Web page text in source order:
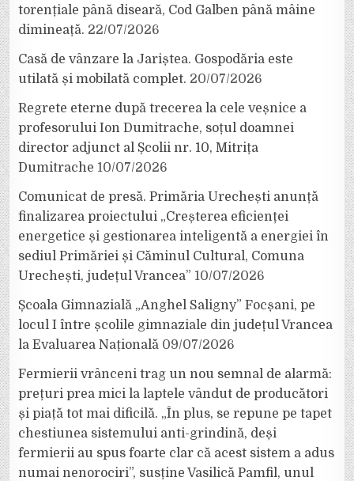
torențiale până diseară, Cod Galben până mâine
dimineață. 22/07/2026
Casă de vânzare la Jariștea. Gospodăria este
utilată și mobilată complet. 20/07/2026
Regrete eterne după trecerea la cele veșnice a
profesorului Ion Dumitrache, soțul doamnei
director adjunct al Școlii nr. 10, Mitrița
Dumitrache 10/07/2026
Comunicat de presă. Primăria Urechești anunță
finalizarea proiectului „Creșterea eficienței
energetice și gestionarea inteligentă a energiei în
sediul Primăriei și Căminul Cultural, Comuna
Urechești, județul Vrancea” 10/07/2026
Școala Gimnazială „Anghel Saligny” Focșani, pe
locul I între școlile gimnaziale din județul Vrancea
la Evaluarea Națională 09/07/2026
Fermierii vrânceni trag un nou semnal de alarmă:
prețuri prea mici la laptele vândut de producători
și piață tot mai dificilă. „În plus, se repune pe tapet
chestiunea sistemului anti-grindină, deși
fermierii au spus foarte clar că acest sistem a adus
numai nenorociri”, susține Vasilică Pamfil, unul